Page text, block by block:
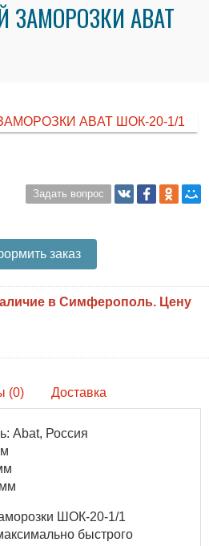
ABAT
Задать вопрос
заказ
в Симферополь. Цену
(0) Доставка
Abat, Россия
ШОК-20-1/1
быстрого